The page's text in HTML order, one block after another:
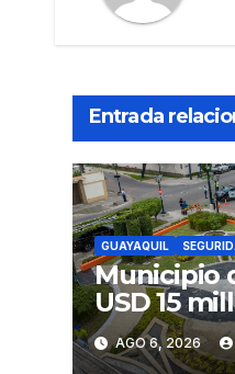
Entrada
GUAYAQUIL
Municipio
USD 15
SEGURA
seguridad
AGO 6, 2026